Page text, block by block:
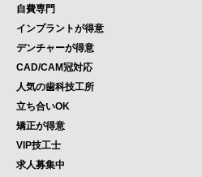
自費専門
インプラントが得意
デンチャーが得意
CAD/CAM冠対応
人気の歯科技工所
立ち合いOK
矯正が得意
VIP技工士
求人募集中